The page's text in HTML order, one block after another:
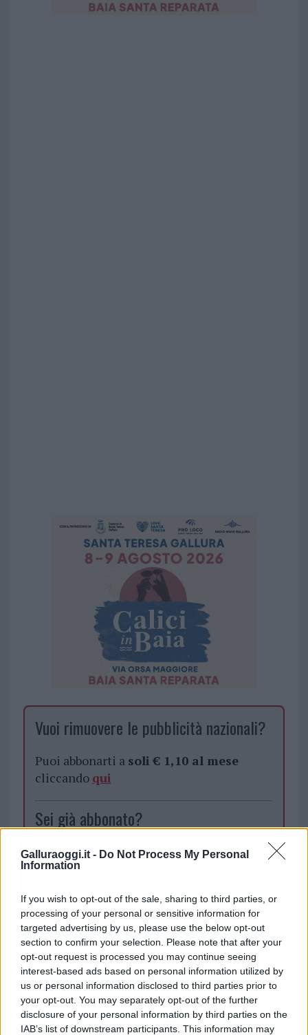
Galluraoggi.it - Do Not Process My Personal
Information
If you wish to opt-out of the sale, sharing to third parties, or
processing of your personal or sensitive information for
targeted advertising by us, please use the below opt-out
section to confirm your selection. Please note that after your
opt-out request is processed you may continue seeing
interest-based ads based on personal information utilized by
us or personal information disclosed to third parties prior to
your opt-out. You may separately opt-out of the further
disclosure of your personal information by third parties on the
IAB’s list of downstream participants. This information may
Vuoi rimuovere le pubblicità nazionali?
Puoi abbonarti a soli € 1,10 al mese
cliccando qui
Sei già abbonato?
Puoi effettuare l'accesso andando nella
sezione
TEMI:
Daniela Santanchè
Ministero Turismo Sardegna
Notizie Golfo Aranci
Notizie Palau
Porto Golfo Aranci
Porto Palau
Wi-Fi By Iyalia.it
Wi-Fi By Iyalia.it Cagliari
Wi-Fi By Iyalia.it Golfo Aranci
Wi-Fi By Iyalia.it Palau
Wi-Fi Golfo Aranci